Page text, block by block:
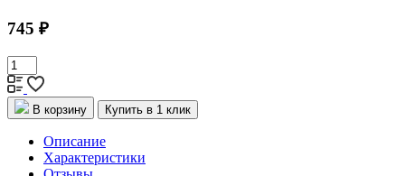
745 ₽
В корзину Купить в 1 клик
Описание
Характеристики